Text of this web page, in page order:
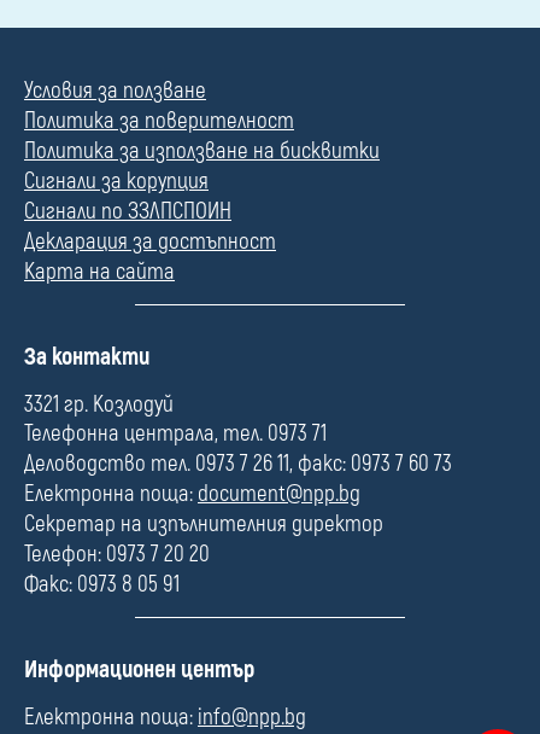
Условия за ползване
Политика за поверителност
Политика за използване на бисквитки
Сигнали за корупция
Сигнали по ЗЗЛПСПОИН
Декларация за достъпност
Карта на сайта
П
л
е
За контакти
3321 гр. Козлодуй
Телефонна централа, тел. 0973 71
Деловодство тел. 0973 7 26 11, факс: 0973 7 60 73
Електронна поща: document@npp.bg
Секретар на изпълнителния директор
Телефон: 0973 7 20 20
Факс: 0973 8 05 91
П
л
Информационен център
Електронна поща: info@npp.bg